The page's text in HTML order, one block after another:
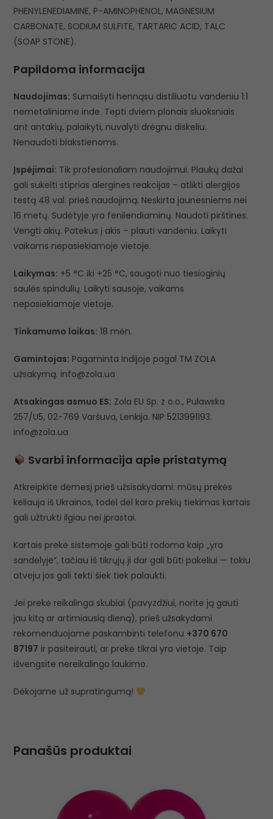
PHENYLENEDIAMINE, P-AMINOPHENOL, MAGNESIUM
CARBONATE, SODIUM SULFITE, TARTARIC ACID, TALC
(SOAP STONE).
Papildoma informacija
Naudojimas: Sumaišyti hennąsu distiliuotu vandeniu 1:1
nemetaliniame inde. Tepti dviem plonais sluoksniais
ant antakių, palaikyti, nuvalyti drėgnu diskeliu.
Nenaudoti blakstienoms.
Įspėjimai: Tik profesionaliam naudojimui. Plaukų dažai
gali sukelti stiprias alergines reakcijas – atlikti alergijos
testą 48 val. prieš naudojimą. Neskirta jaunesniems nei
16 metų. Sudėtyje yra fenilendiaminų. Naudoti pirštines.
Vengti akių. Patekus į akis – plauti vandeniu. Laikyti
vaikams nepasiekiamoje vietoje.
Laikymas: +5 °C iki +25 °C, saugoti nuo tiesioginių
saulės spindulių. Laikyti sausoje, vaikams
nepasiekiamoje vietoje.
Tinkamumo laikas: 18 mėn.
Gamintojas: Pagaminta Indijoje pagal TM ZOLA
užsakymą. info@zola.ua
Atsakingas asmuo ES: Zola EU Sp. z o.o., Pulawska
257/U5, 02-769 Varšuva, Lenkija. NIP 5213991193.
info@zola.ua
Svarbi informacija apie pristatymą
Atkreipkite dėmesį prieš užsisakydami: mūsų prekės
keliauja iš Ukrainos, todėl dėl karo prekių tiekimas kartais
gali užtrukti ilgiau nei įprastai.
Kartais prekė sistemoje gali būti rodoma kaip „yra
sandėlyje”, tačiau iš tikrųjų ji dar gali būti pakeliui — tokiu
atveju jos gali tekti šiek tiek palaukti.
Jei prekė reikalinga skubiai (pavyzdžiui, norite ją gauti
jau kitą ar artimiausią dieną), prieš užsakydami
rekomenduojame paskambinti telefonu +370 670
87197 ir pasiteirauti, ar prekė tikrai yra vietoje. Taip
išvengsite nereikalingo laukimo.
Dėkojame už supratingumą!
Panašūs produktai